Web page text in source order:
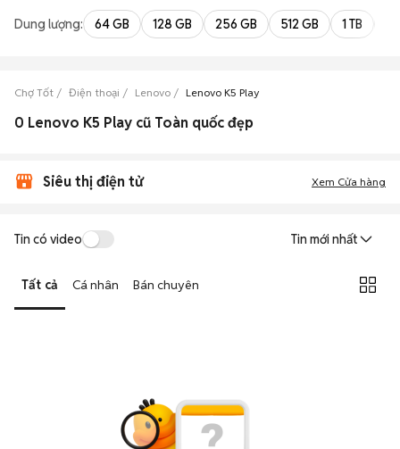
Dung lượng: 64 GB 128 GB 256 GB 512 GB 1 TB
Chợ Tốt Điện thoại Lenovo Lenovo K5 Play
0 Lenovo K5 Play cũ Toàn quốc đẹp
Siêu thị điện tử Xem Cửa hàng
Tin có video Tin mới nhất
Tất cả Cá nhân Bán chuyên